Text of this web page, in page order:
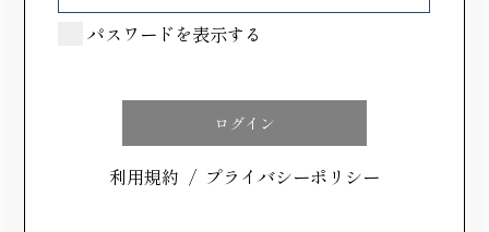
てるためにこしあんを使用しています。あんこは、開
店当時からお世話になっている、熊本県内の製餡所で
作られた餡を使用。厳選された小豆のみを用いてお
パスワードを表示する
利用規約 / プライバシーポリシー